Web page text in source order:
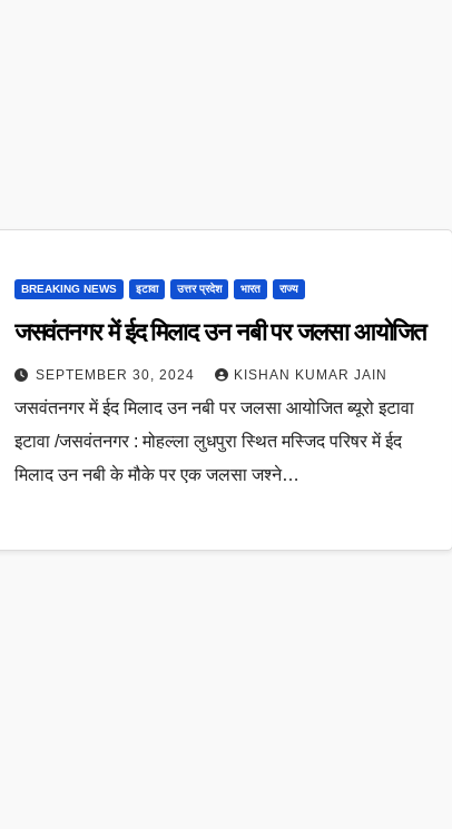
BREAKING NEWS इटावा उत्तर प्रदेश भारत राज्य
जसवंतनगर में ईद मिलाद उन नबी पर जलसा आयोजित
SEPTEMBER 30, 2024 KISHAN KUMAR JAIN
जसवंतनगर में ईद मिलाद उन नबी पर जलसा आयोजित ब्यूरो इटावा
इटावा /जसवंतनगर : मोहल्ला लुधपुरा स्थित मस्जिद परिषर में ईद
मिलाद उन नबी के मौके पर एक जलसा जश्ने…